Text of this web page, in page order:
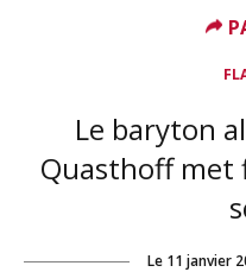
Le baryton
Quasthoff met
Le 11 janvier